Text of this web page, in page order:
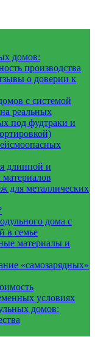
домов:
производства
о доверии к
с системой
реальных
под фудтраки и
длинной и
для металлических
дома с
в семье
материалы и
«самозарядных»
условиях
домов: